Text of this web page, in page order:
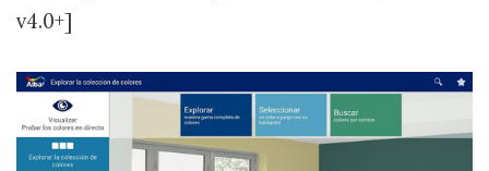
v4.0+]